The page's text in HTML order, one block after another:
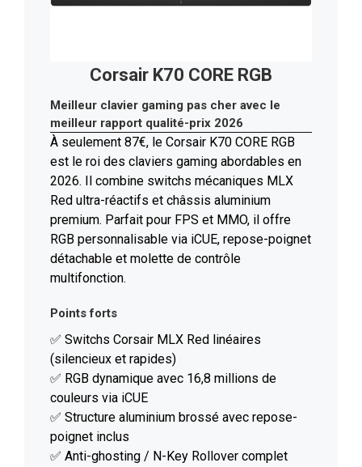
Corsair K70 CORE RGB
Meilleur clavier gaming pas cher avec le
meilleur rapport qualité-prix 2026
À seulement 87€, le Corsair K70 CORE RGB
est le roi des claviers gaming abordables en
2026. Il combine switchs mécaniques MLX
Red ultra-réactifs et châssis aluminium
premium. Parfait pour FPS et MMO, il offre
RGB personnalisable via iCUE, repose-poignet
détachable et molette de contrôle
multifonction.
Points forts
✅ Switchs Corsair MLX Red linéaires
(silencieux et rapides)
✅ RGB dynamique avec 16,8 millions de
couleurs via iCUE
✅ Structure aluminium brossé avec repose-
poignet inclus
✅ Anti-ghosting / N-Key Rollover complet